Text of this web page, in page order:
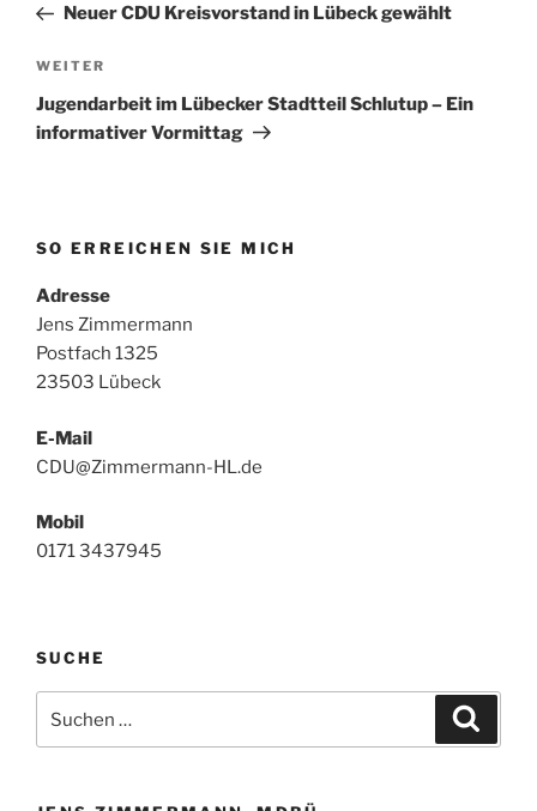
Beitrag
Neuer CDU Kreisvorstand in Lübeck gewählt
Nächster
Beitrag
WEITER
Jugendarbeit im Lübecker Stadtteil Schlutup – Ein
informativer Vormittag
SO ERREICHEN SIE MICH
Adresse
Jens Zimmermann
Postfach 1325
23503 Lübeck
E-Mail
CDU@Zimmermann-HL.de
Mobil
0171 3437945
SUCHE
nach: